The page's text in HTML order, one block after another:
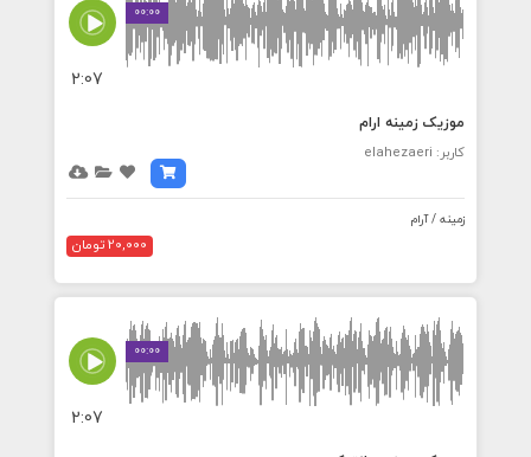
00:00
2:07
موزیک زمینه ارام
کاربر: elahezaeri
زمینه / آرام
20,000 تومان
00:00
2:07